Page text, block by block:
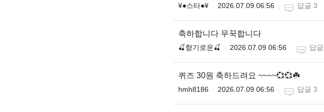
¥●스타●¥ 2026.07.09 06:56 답글 3
축하합니다 무꾹합니다
🍒향기로운🍒 2026.07.09 06:56 답
퀴즈 30원 축하드려요 ~~~~💞💞☘️
hmh8186 2026.07.09 06:56 답글 3